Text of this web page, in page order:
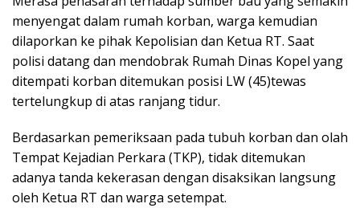
menyengat dalam rumah korban, warga kemudian
dilaporkan ke pihak Kepolisian dan Ketua RT. Saat
polisi datang dan mendobrak Rumah Dinas Kopel yang
ditempati korban ditemukan posisi LW (45)tewas
tertelungkup di atas ranjang tidur.
Berdasarkan pemeriksaan pada tubuh korban dan olah
Tempat Kejadian Perkara (TKP), tidak ditemukan
adanya tanda kekerasan dengan disaksikan langsung
oleh Ketua RT dan warga setempat.